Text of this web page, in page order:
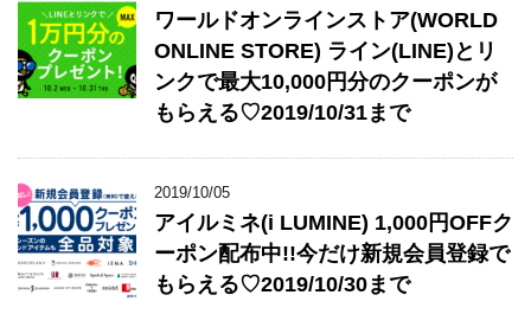
ワールドオンラインストア(WORLD
ONLINE STORE) ライン(LINE)とリ
ンクで最大10,000円分のクーポンが
もらえる♡2019/10/31まで
2019/10/05
アイルミネ(i LUMINE) 1,000円OFFク
ーポン配布中!!今だけ新規会員登録で
もらえる♡2019/10/30まで